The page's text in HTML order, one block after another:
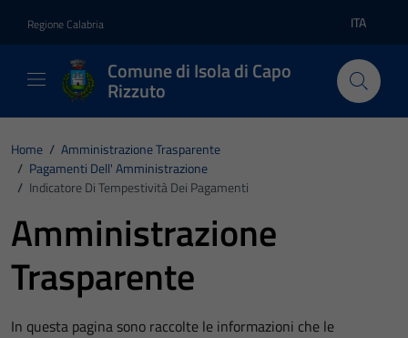
Regione Calabria Lingua
ITA
Comune di Isola di Capo
Rizzuto
Home / Amministrazione Trasparente
/ Pagamenti Dell' Amministrazione
/ Indicatore Di Tempestività Dei Pagamenti
Amministrazione
Trasparente
In questa pagina sono raccolte le informazioni che le